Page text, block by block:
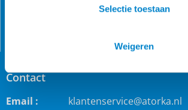
Selectie toestaan
Weigeren
Contact
Email :
klantenservice@atorka.nl